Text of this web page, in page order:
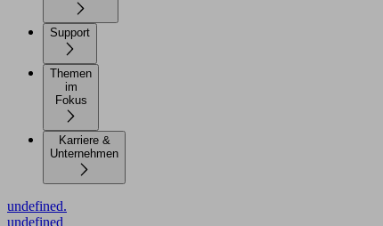
Support
Themen
im
Karriere &
Unternehmen
undefined.
undefined